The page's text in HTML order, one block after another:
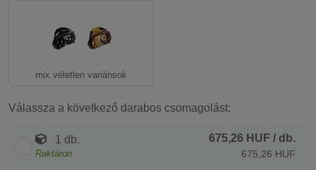
mix véletlen variánsok
Válassza a következő darabos csomagolást:
1 db.
Raktáron
675,26 HUF / db.
675,26 HUF